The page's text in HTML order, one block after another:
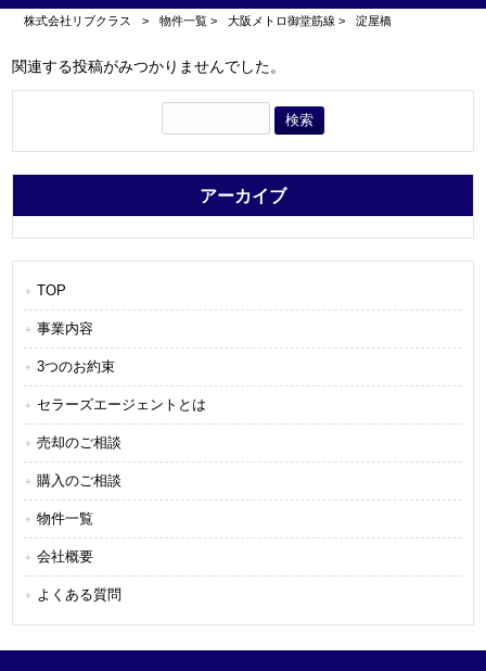
株式会社リブクラス > 物件一覧 > 大阪メトロ御堂筋線 > 淀屋橋
関連する投稿がみつかりませんでした。
アーカイブ
TOP
事業内容
3つのお約束
セラーズエージェントとは
売却のご相談
購入のご相談
物件一覧
会社概要
よくある質問